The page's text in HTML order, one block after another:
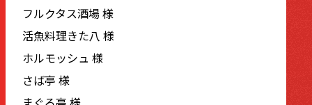
フルクタス酒場 様
活魚料理きた八 様
ホルモッシュ 様
さば亭 様